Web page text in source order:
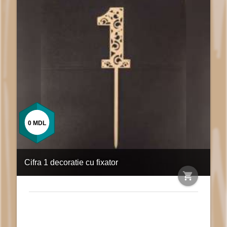
Cifra 1 decoratie cu fixator
shopping_cart
0 MDL